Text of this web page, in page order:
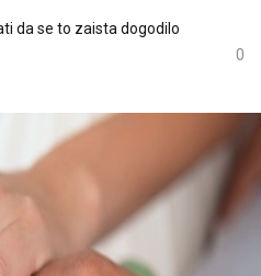
da se to zaista dogodilo
0